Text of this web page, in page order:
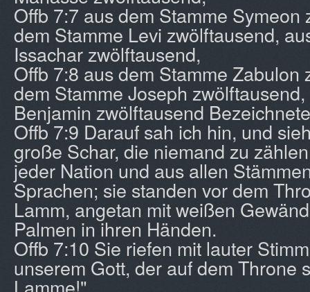
Offb 7:7 aus dem Stamme Symeon
dem Stamme Levi zwölftausend,
Issachar zwölftausend,
Offb 7:8 aus dem Stamme Zabulon
dem Stamme Joseph
Benjamin zwölftausend
Offb 7:9 Darauf sah ich hin, und
große Schar, die niemand zu
jeder Nation und aus allen
Sprachen; sie standen vor dem
Lamm, angetan mit weißen
Palmen in ihren Händen.
Offb 7:10 Sie riefen mit lauter
unserem Gott, der auf dem Throne